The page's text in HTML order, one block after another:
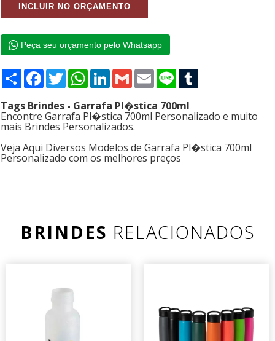
Peça seu orçamento pelo Whatsapp
Compartilhar
Facebook
TwitterWhatsApp
LinkedIn
GmailEmailLine
Tags Brindes - Garrafa Pl�stica 700ml
Encontre Garrafa Pl�stica 700ml Personalizado e muito
mais Brindes Personalizados.
Veja Aqui Diversos Modelos de Garrafa Pl�stica 700ml
Personalizado com os melhores preços
BRINDES RELACIONADOS